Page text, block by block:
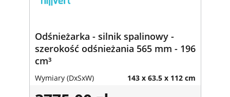
Odśnieżarka - silnik spalinowy -
szerokość odśnieżania 565 mm - 196
cm³
Wymiary (DxSxW) 143 x 63.5 x 112 cm